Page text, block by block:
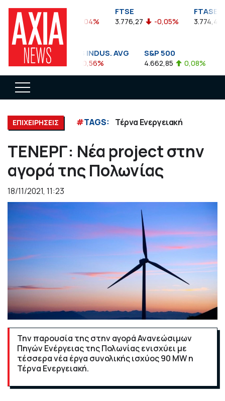
FTSEA
899,47 -0,04%
FTSE
3.776,27 -0,05%
FTASE
3.774,48
DOW JONES INDUS. AVG
35.911,81 -0,56%
S&P 500
4.662,85 0,08%
ΕΠΙΧΕΙΡΗΣΕΙΣ #TAGS: Τέρνα Ενεργειακή
ΤΕΝΕΡΓ: Νέα project στην
αγορά της Πολωνίας
18/11/2021, 11:23
Την παρουσία της στην αγορά Ανανεώσιμων
Πηγών Ενέργειας της Πολωνίας ενισχύει με
τέσσερα νέα έργα συνολικής ισχύος 90 MW η
Τέρνα Ενεργειακή.